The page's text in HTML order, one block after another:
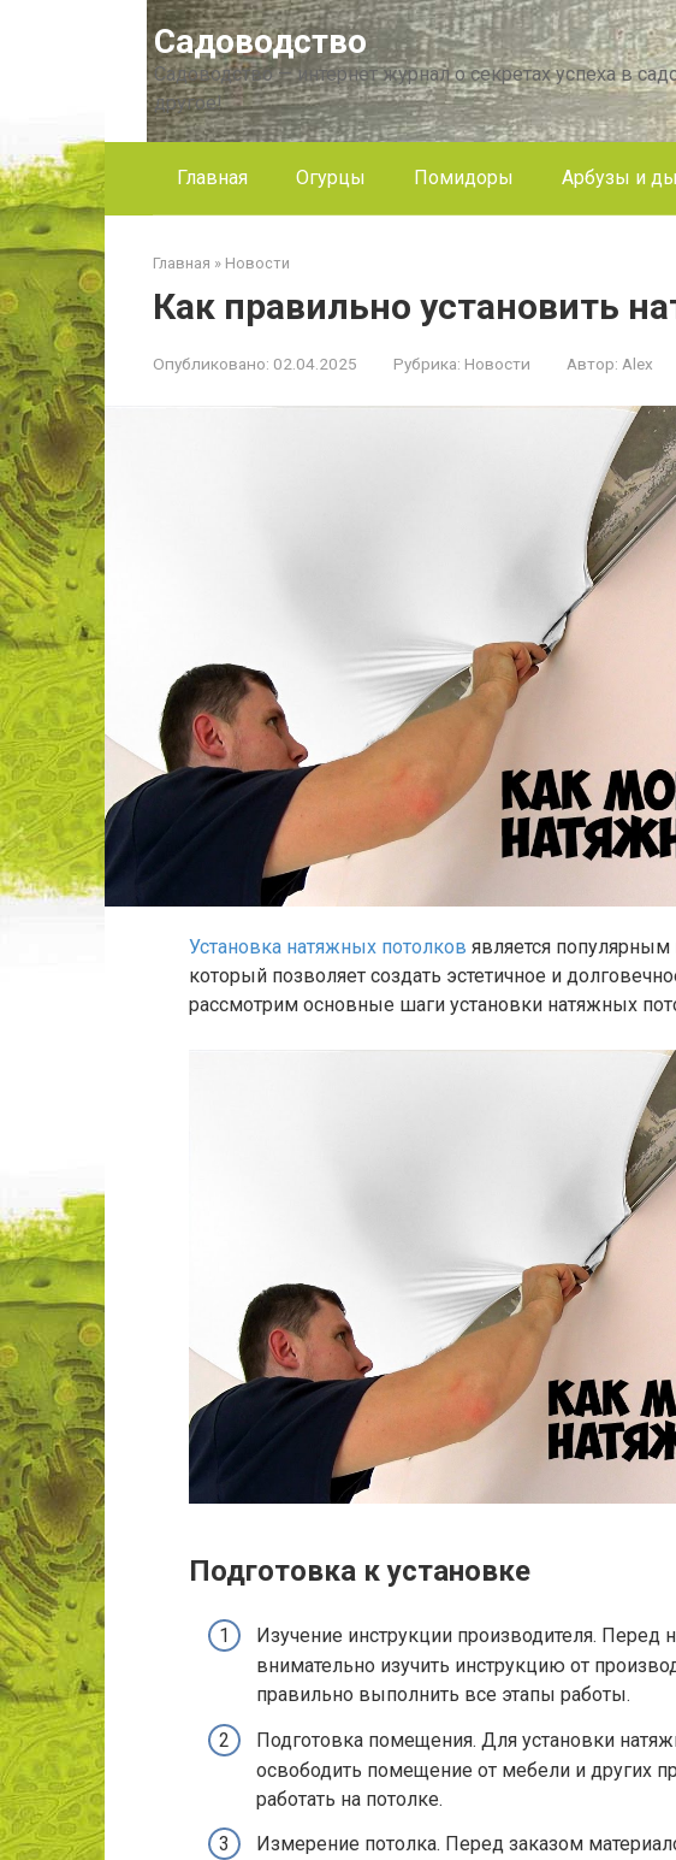
Садоводство
Садоводство — интернет журнал о секретах успеха в
другое!
Главная Огурцы Помидоры Арбузы и
Главная » Новости
Как правильно установить
Опубликовано: 02.04.2025 Рубрика: Новости Автор: Alex
Установка натяжных потолков является
который позволяет создать эстетичное и
рассмотрим основные шаги установки натяжных
Подготовка к установке
Изучение инструкции производителя. Перед
внимательно изучить инструкцию от
правильно выполнить все этапы работы.
Подготовка помещения. Для установки
освободить помещение от мебели и других
работать на потолке.
Измерение потолка. Перед заказом